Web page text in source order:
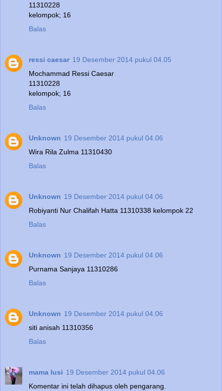
11310228
kelompok; 16
Balas
ressi caesar 19 Desember 2014 pukul 04.05
Mochammad Ressi Caesar
11310228
kelompok; 16
Balas
Unknown 19 Desember 2014 pukul 04.06
Wira Rila Zulma 11310430
Balas
Unknown 19 Desember 2014 pukul 04.06
Robiyanti Nur Chalifah Hatta 11310338 kelompok 22
Balas
Unknown 19 Desember 2014 pukul 04.06
Purnama Sanjaya 11310286
Balas
Unknown 19 Desember 2014 pukul 04.06
siti anisah 11310356
Balas
mama lusi 19 Desember 2014 pukul 04.06
Komentar ini telah dihapus oleh pengarang.